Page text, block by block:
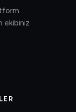
ekibiniz